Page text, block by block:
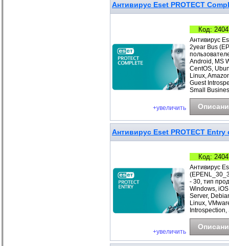
Антивирус Eset PROTECT
+увеличить
Код:
Антивирус
2year Bus
Android, MS
CentOS,
Linux,
Guest
Small
Антивирус Eset PROTECT
+увеличить
Код:
Антивирус
- 30, тип
Windows,
Server,
Linux,